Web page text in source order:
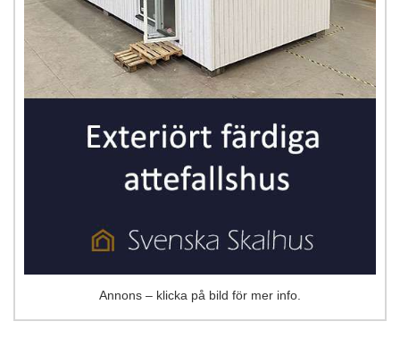
Annons – klicka på bild för mer info.